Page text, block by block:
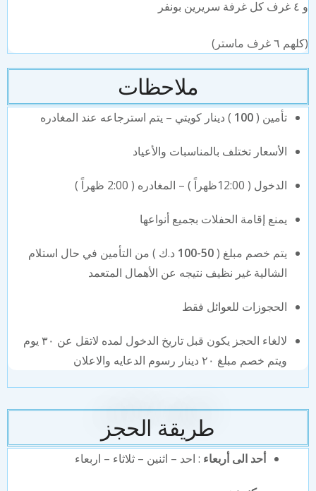
٦ غرف ماستر)
ملاحظات
تأمين (100) دينار كويتي – يتم استرجاعه عند المغادره
الأسعار تختلف بالمناسبات والأعياد
الدخول ( 12:00ظهراً ) – المغادره ( 2:00 ظهراً )
يمنع إقامة الحفلات بجميع أنواعها
يتم خصم مبلغ (50-100
د.ك ) من التأمين في حال استلام
الشالية غير نظيف نتيجه عن الأهمال المتعمد
الحجوزات للعوائل فقط
لالغاء الحجز يكون قبل تاريخ الدخول لمده لاتقل عن ٣٠ يوم
ويتم خصم مبلغ ٢٠ دينار رسوم الدعايه والاعلان
طريقة الحجز
أحد الى أربعاء: احد – اثنين – ثلاثاء – اربعاء